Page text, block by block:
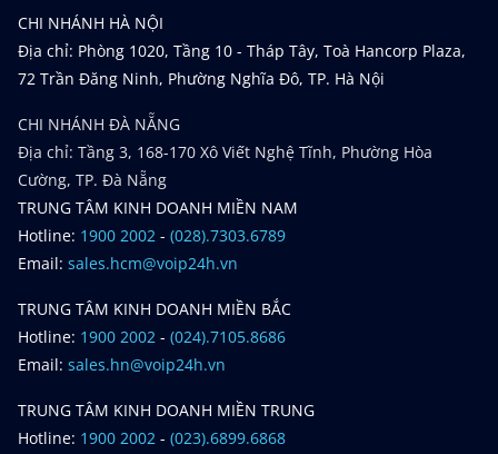
CHI NHÁNH HÀ NỘI
Địa chỉ: Phòng 1020, Tầng 10 - Tháp Tây, Toà Hancorp Plaza,
72 Trần Đăng Ninh, Phường Nghĩa Đô, TP. Hà Nội
CHI NHÁNH ĐÀ NẴNG
Địa chỉ: Tầng 3, 168-170 Xô Viết Nghệ Tĩnh, Phường Hòa
Cường, TP. Đà Nẵng
TRUNG TÂM KINH DOANH MIỀN NAM
Hotline: 1900 2002 - (028).7303.6789
Email: sales.hcm@voip24h.vn
TRUNG TÂM KINH DOANH MIỀN BẮC
Hotline: 1900 2002 - (024).7105.8686
Email: sales.hn@voip24h.vn
TRUNG TÂM KINH DOANH MIỀN TRUNG
Hotline: 1900 2002 - (023).6899.6868